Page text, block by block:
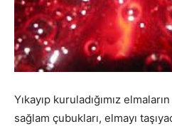
Yıkayıp kuruladığımız elmaların
sağlam çubukları, elmayı